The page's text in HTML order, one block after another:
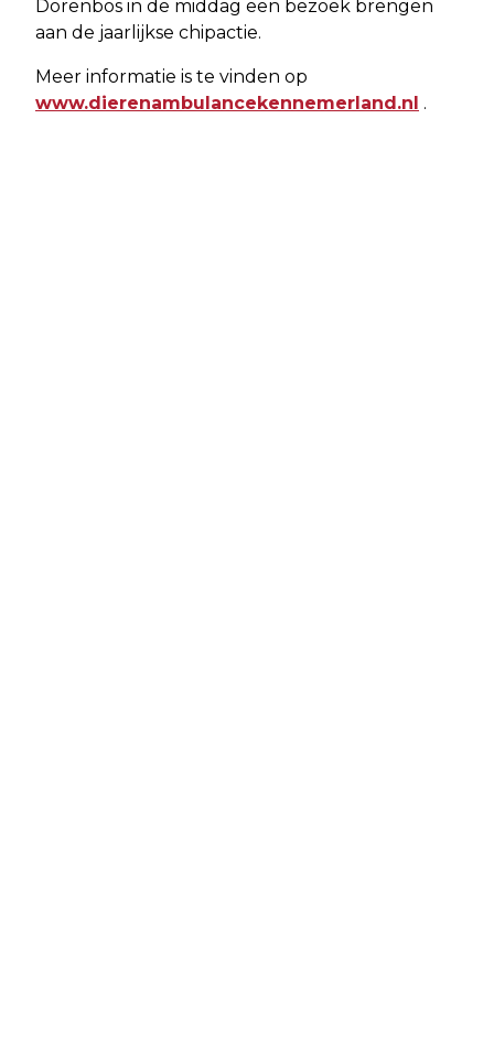
Dorenbos in de middag een bezoek brengen
aan de jaarlijkse chipactie.
Meer informatie is te vinden op
www.dierenambulancekennemerland.nl .